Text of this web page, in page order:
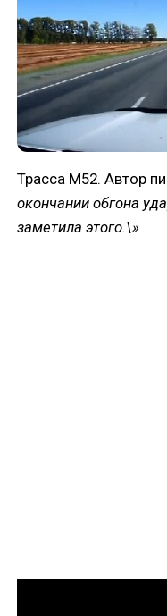
Трасса М52. Автор
окончании обгона
заметила этого.\»